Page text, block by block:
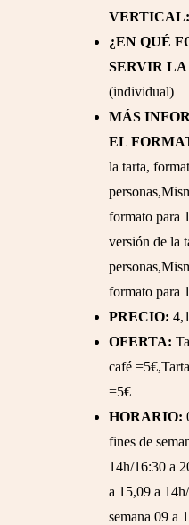
VERTICAL:
¿EN QUÉ
SERVIR
(individual)
MÁS
EL
la tarta,
formato para
versión de la
formato para
PRECIO:
OFERTA:
café
=5€
HORARIO:
fines de
14h/16:30 a
a 15,09 a
semana 09 a